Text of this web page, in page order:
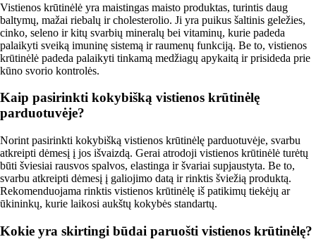
Vistienos krūtinėlė yra maistingas maisto produktas, turintis daug
baltymų, mažai riebalų ir cholesterolio. Ji yra puikus šaltinis geležies,
cinko, seleno ir kitų svarbių mineralų bei vitaminų, kurie padeda
palaikyti sveiką imuninę sistemą ir raumenų funkciją. Be to, vistienos
krūtinėlė padeda palaikyti tinkamą medžiagų apykaitą ir prisideda prie
kūno svorio kontrolės.
Kaip pasirinkti kokybišką vistienos krūtinėlę
parduotuvėje?
Norint pasirinkti kokybišką vistienos krūtinėlę parduotuvėje, svarbu
atkreipti dėmesį į jos išvaizdą. Gerai atrodoji vistienos krūtinėlė turėtų
būti šviesiai rausvos spalvos, elastinga ir švariai supjaustyta. Be to,
svarbu atkreipti dėmesį į galiojimo datą ir rinktis šviežią produktą.
Rekomenduojama rinktis vistienos krūtinėlę iš patikimų tiekėjų ar
ūkininkų, kurie laikosi aukštų kokybės standartų.
Kokie yra skirtingi būdai paruošti vistienos krūtinėlę?